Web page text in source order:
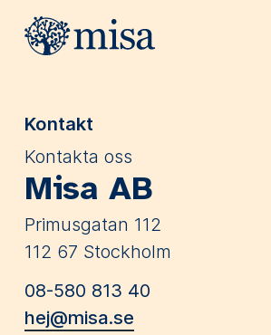
Webbplatsens sidfot
Kontakt
Kontakta oss
Misa AB
Primusgatan 112
112 67 Stockholm
08-580 813 40
hej@misa.se